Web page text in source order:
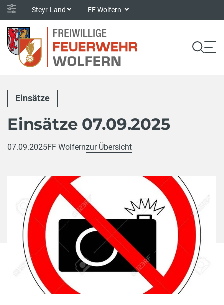
Steyr-Land FF Wolfern
Einsätze
Einsätze 07.09.2025
07.09.2025FF Wolfernzur Übersicht